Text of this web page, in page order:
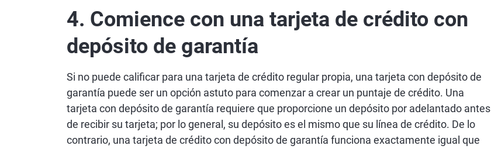
4. Comience con una tarjeta de crédito con
depósito de garantía
Si no puede calificar para una tarjeta de crédito regular propia, una tarjeta con depósito de
garantía puede ser un opción astuto para comenzar a crear un puntaje de crédito. Una
tarjeta con depósito de garantía requiere que proporcione un depósito por adelantado antes
de recibir su tarjeta; por lo general, su depósito es el mismo que su línea de crédito. De lo
contrario, una tarjeta de crédito con depósito de garantía funciona exactamente igual que